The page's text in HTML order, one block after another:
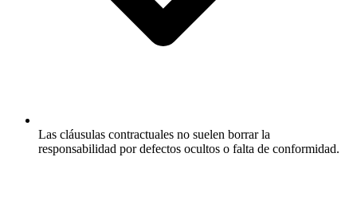
Las cláusulas contractuales no suelen borrar la
responsabilidad por defectos ocultos o falta de conformidad.